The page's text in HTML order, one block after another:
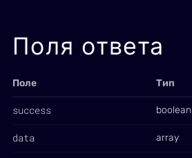
Поля ответа
Поле Тип
success boolean
data array